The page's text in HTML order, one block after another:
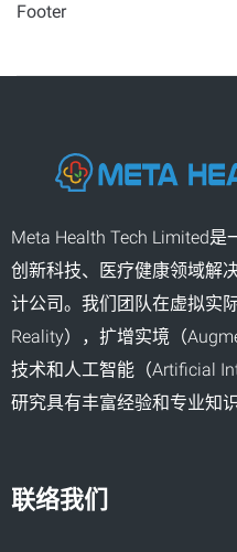
Footer
Meta Health Tech Limited是
创新科技、医疗健康领域解
计公司。我们团队在虚拟实
Reality），扩增实境（
技术和人工智能（Artificial
研究具有丰富经验和专业知识
联络我们